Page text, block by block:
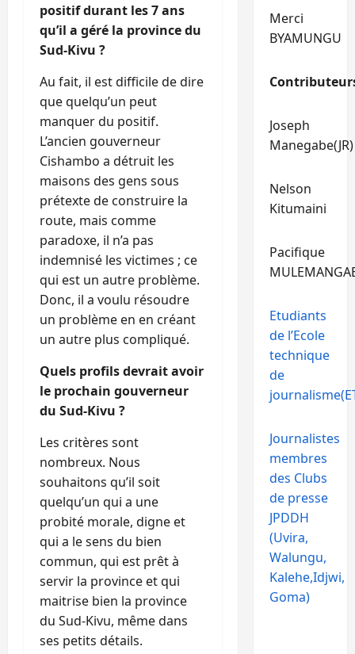
positif durant les 7 ans
qu’il a géré la province du
Sud-Kivu ?
Au fait, il est difficile de dire
que quelqu’un peut
manquer du positif.
L’ancien gouverneur
Cishambo a détruit les
maisons des gens sous
prétexte de construire la
route, mais comme
paradoxe, il n’a pas
indemnisé les victimes ; ce
qui est un autre problème.
Donc, il a voulu résoudre
un problème en en créant
un autre plus compliqué.
Quels profils devrait avoir
le prochain gouverneur
du Sud-Kivu ?
Les critères sont
nombreux. Nous
souhaitons qu’il soit
quelqu’un qui a une
probité morale, digne et
qui a le sens du bien
commun, qui est prêt à
servir la province et qui
maitrise bien la province
du Sud-Kivu, même dans
ses petits détails.
Merci
BYAMUNGU
Joseph
Manegabe(JR)
Nelson
Kitumaini
Pacifique
Etudiants
de l’Ecole
technique
de
Journalistes
membres
des Clubs
de presse
JPDDH
(Uvira,
Walungu,
Kalehe,Idjwi,
Goma)